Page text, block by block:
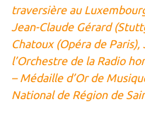
traversière au
Jean-Claude Gérard
Chatoux (Opéra de
l’Orchestre de la Radio
– Médaille d’Or de
National de Région de